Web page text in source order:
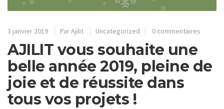
3 janvier 2019 ParAjilit Uncategorized 0 commentaires
AJILIT vous souhaite une
belle année 2019, pleine de
joie et de réussite dans
tous vos projets !